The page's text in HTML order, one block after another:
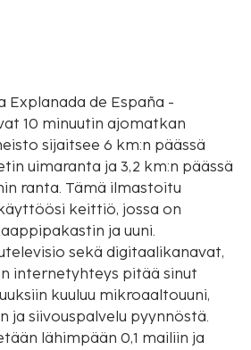
Explanada de España -
10 minuutin ajomatkan
uimaranta ja 3,2 km:n päässä
ranta. Tämä ilmastoitu
keittiö, jossa on
ja uuni.
sekä digitaalikanavat,
internetyhteys pitää sinut
mikroaaltouuni,
ja siivouspalvelu pyynnöstä.
lähimpään 0,1 mailiin ja